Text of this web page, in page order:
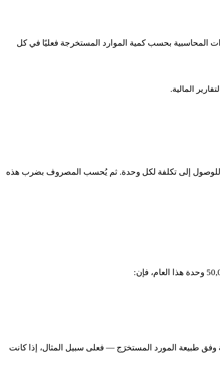
المحاسبية بحسب كمية الموارد المستخرجة فعليًا في كل
المالية.
للوصول إلى تكلفة لكل وحدة. ثم يُحسب المصروف بضرب هذه
وحدة هذا العام، فإن:
طبيعة المورد المستخرَج — فعلى سبيل المثال، إذا كانت